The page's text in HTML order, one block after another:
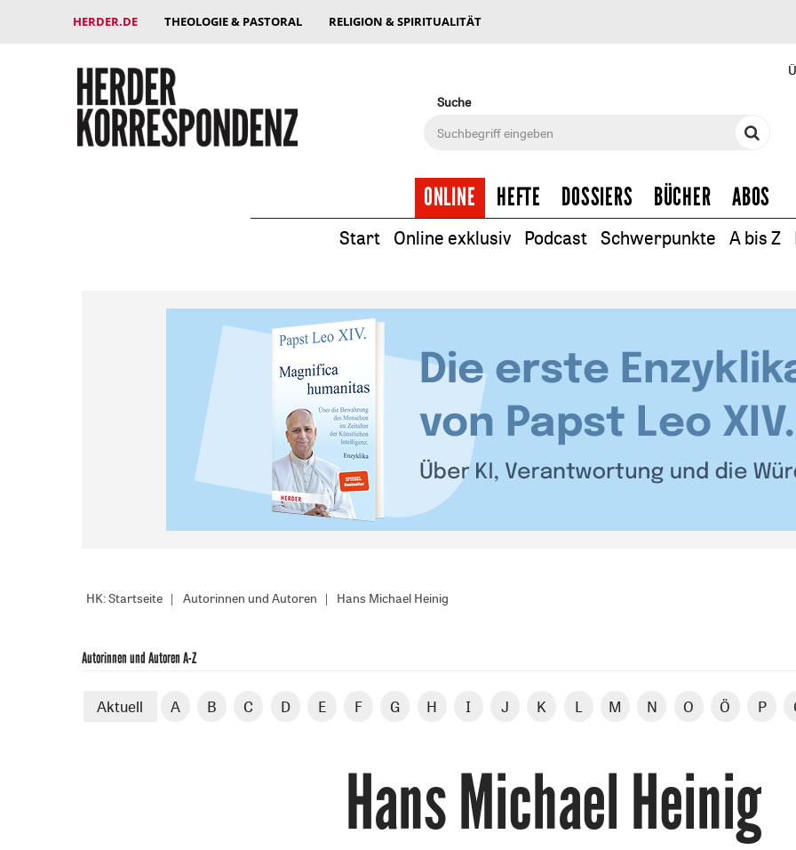
HERDER.DE THEOLOGIE & PASTORAL RELIGION & SPIRITUALITÄT
Suche
ONLINE HEFTE DOSSIERS BÜCHER ABOS
Start Online exklusiv Podcast Schwerpunkte A bis Z
HK: Startseite Autorinnen und Autoren Hans Michael Heinig
Autorinnen und Autoren A-Z
Aktuell A B C D E F G H I J K L M N O Ö P
Hans Michael Heinig